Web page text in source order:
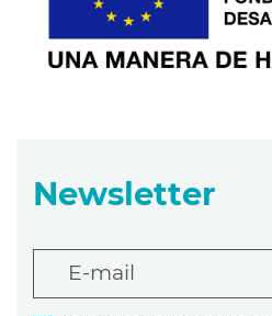
Newsletter
E-mail